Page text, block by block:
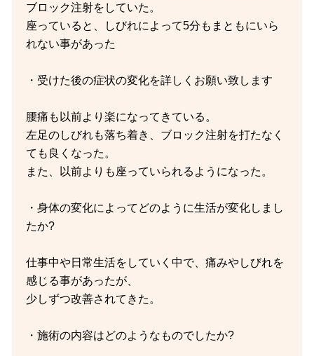
ブロック注射をしていた。
座っていると、しびれによって5分もまともにいら
れない事があった
・受けた後の症状の変化を詳しくお願い致します
腰痛も以前より楽になってきている。
左足のしびれも落ち着き、ブロック注射を打たなく
ても良くなった。
また、以前よりも座っていられるようになった。
・身体の変化によってどのように生活が変化しまし
たか?
仕事中や日常生活をしていく中で、痛みやしびれを
感じる事があったが、
少しずつ改善されてきた。
・施術の内容はどのようなものでしたか?